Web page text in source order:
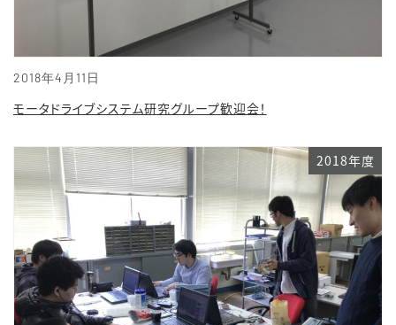
2018年4月11日
モータドライブシステム研究グループ歓迎会！
2018年度